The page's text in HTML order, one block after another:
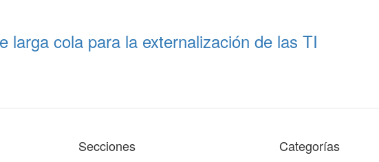
larga cola para la externalización de las TI
Secciones Categorías